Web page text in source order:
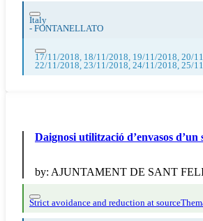
Italy
- FONTANELLATO
17/11/2018, 18/11/2018, 19/11/2018, 20/
22/11/2018, 23/11/2018, 24/11/2018, 25/
Daignosi utilització d’envasos d’un
by: AJUNTAMENT DE SANT
Strict avoidance and reduction at source